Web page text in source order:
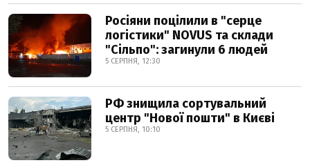
Росіяни поцілили в "серце
логістики" NOVUS та склади
"Сільпо": загинули 6 людей
5 СЕРПНЯ, 12:30
РФ знищила сортувальний
центр "Нової пошти" в Києві
5 СЕРПНЯ, 10:10